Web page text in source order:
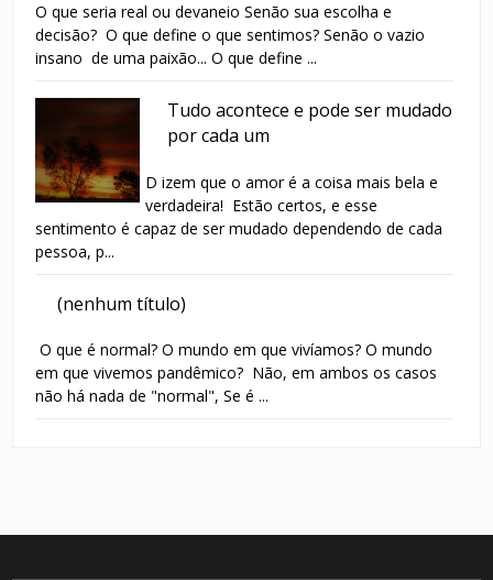
O que seria real ou devaneio Senão sua escolha e
decisão? O que define o que sentimos? Senão o vazio
insano de uma paixão... O que define ...
Tudo acontece e pode ser mudado
por cada um
D izem que o amor é a coisa mais bela e
verdadeira! Estão certos, e esse
sentimento é capaz de ser mudado dependendo de cada
pessoa, p...
(nenhum título)
O que é normal? O mundo em que vivíamos? O mundo
em que vivemos pandêmico? Não, em ambos os casos
não há nada de "normal", Se é ...